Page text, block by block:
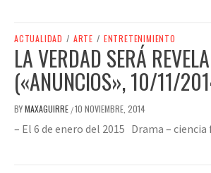
ACTUALIDAD / ARTE / ENTRETENIMIENTO
LA VERDAD SERÁ
(«ANUNCIOS», 10/11/
BYMAXAGUIRRE /10 NOVIEMBRE, 2014
– El 6 de enero del 2015 Drama –